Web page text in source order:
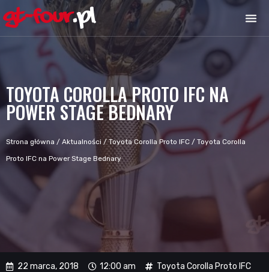
TOYOTA COROLLA PROTO IFC NA
POWER STAGE BEDNARY
Strona główna / Aktualności /Toyota Corolla Proto IFC / Toyota Corolla
Proto IFC na Power Stage Bednary
22 marca, 2018 12:00 am Toyota Corolla Proto IFC